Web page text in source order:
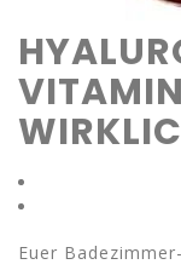
Euer